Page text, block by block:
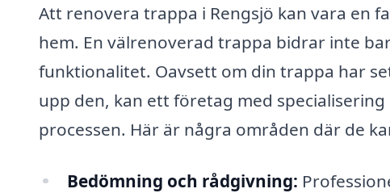
Att renovera trappa i Rengsjö kan vara en
hem. En välrenoverad trappa bidrar inte
funktionalitet. Oavsett om din trappa har
upp den, kan ett företag med
processen. Här är några områden där de
Bedömning och rådgivning: